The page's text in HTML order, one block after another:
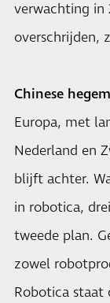
verwachting in
overschrijden,
Chinese
Europa, met
Nederland en
blijft achter.
in robotica,
tweede plan.
zowel
Robotica staat